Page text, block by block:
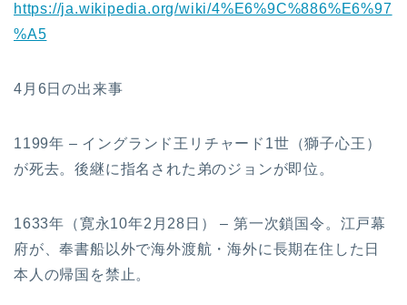
https://ja.wikipedia.org/wiki/4%E6%9C%886%E6%97
%A5
4月6日の出来事
1199年 – イングランド王リチャード1世（獅子心王）
が死去。後継に指名された弟のジョンが即位。
1633年（寛永10年2月28日） – 第一次鎖国令。江戸幕
府が、奉書船以外で海外渡航・海外に長期在住した日
本人の帰国を禁止。